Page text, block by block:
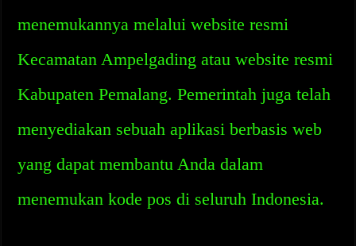
menemukannya melalui website resmi
Kecamatan Ampelgading atau website resmi
Kabupaten Pemalang. Pemerintah juga telah
menyediakan sebuah aplikasi berbasis web
yang dapat membantu Anda dalam
menemukan kode pos di seluruh Indonesia.